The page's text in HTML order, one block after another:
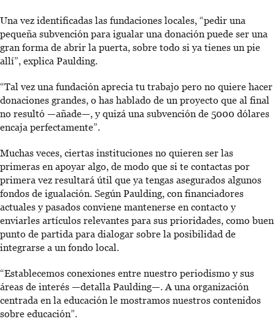
Una vez identificadas las fundaciones locales, “pedir una
pequeña subvención para igualar una donación puede ser una
gran forma de abrir la puerta, sobre todo si ya tienes un pie
allí”, explica Paulding.
“Tal vez una fundación aprecia tu trabajo pero no quiere hacer
donaciones grandes, o has hablado de un proyecto que al final
no resultó —añade—, y quizá una subvención de 5000 dólares
encaja perfectamente”.
Muchas veces, ciertas instituciones no quieren ser las
primeras en apoyar algo, de modo que si te contactas por
primera vez resultará útil que ya tengas asegurados algunos
fondos de igualación. Según Paulding, con financiadores
actuales y pasados conviene mantenerse en contacto y
enviarles artículos relevantes para sus prioridades, como buen
punto de partida para dialogar sobre la posibilidad de
integrarse a un fondo local.
“Establecemos conexiones entre nuestro periodismo y sus
áreas de interés —detalla Paulding—. A una organización
centrada en la educación le mostramos nuestros contenidos
sobre educación”.